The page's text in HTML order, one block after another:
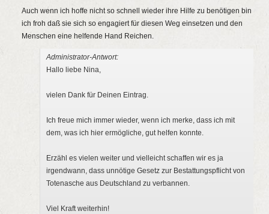
Auch wenn ich hoffe nicht so schnell wieder ihre Hilfe zu benötigen bin
ich froh daß sie sich so engagiert für diesen Weg einsetzen und den
Menschen eine helfende Hand Reichen.
Administrator-Antwort:
Hallo liebe Nina,
vielen Dank für Deinen Eintrag.
Ich freue mich immer wieder, wenn ich merke, dass ich mit
dem, was ich hier ermögliche, gut helfen konnte.
Erzähl es vielen weiter und vielleicht schaffen wir es ja
irgendwann, dass unnötige Gesetz zur Bestattungspflicht von
Totenasche aus Deutschland zu verbannen.
Viel Kraft weiterhin!